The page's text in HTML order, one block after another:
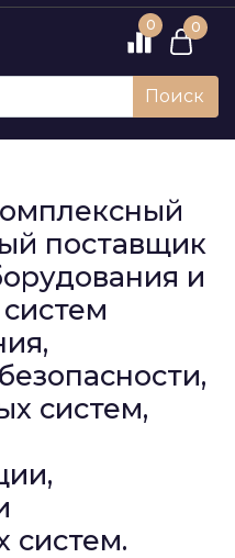
0 0
Поиск
поставщик
и
систем,
систем.